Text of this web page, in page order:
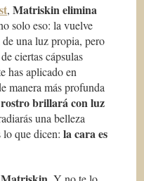
,Matriskin elimina
solo eso: la vuelve
una luz propia, pero
ciertas cápsulas
has aplicado en
manera más profunda
brillará con luz
una belleza
lo que dicen:la cara es